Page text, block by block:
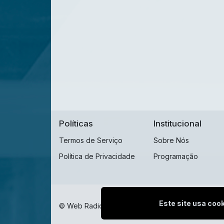
Políticas
Termos de Serviço
Política de Privacidade
Institucional
Sobre Nós
Programação
© Web Radio Sulamericana - Todos os direitos
Este site usa